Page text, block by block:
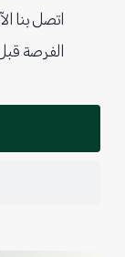
اتصل بنا
الفرصة